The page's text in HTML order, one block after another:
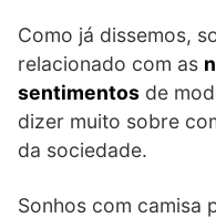
Como já dissemos,
relacionado com as
sentimentos de
dizer muito sobre
da sociedade.
Sonhos com camisa